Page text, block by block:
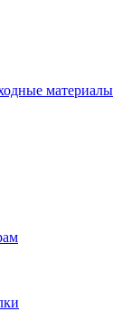
материалы